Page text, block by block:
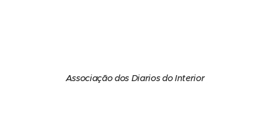
Associação dos Diarios do Interior